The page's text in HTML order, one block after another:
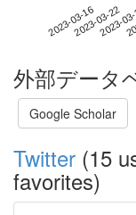
2023-03-162023-03-22
2023-
外部データ
Google Scholar
Twitter (15
favorites)